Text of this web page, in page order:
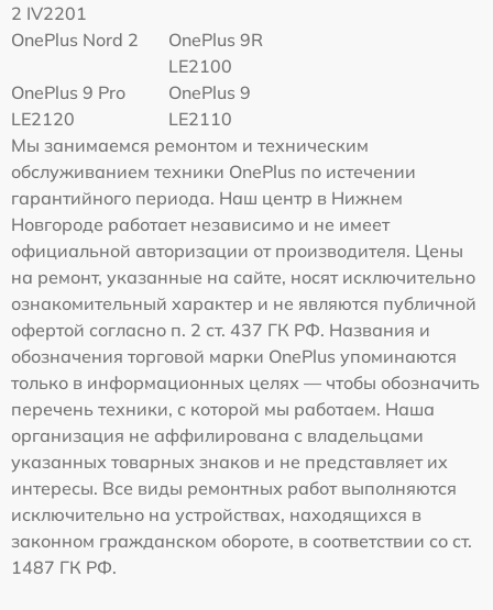
2 IV2201
OnePlus Nord 2
OnePlus 9R
LE2100
OnePlus 9 Pro
LE2120
OnePlus 9
LE2110
Мы занимаемся ремонтом и техническим
обслуживанием техники OnePlus по истечении
гарантийного периода. Наш центр в Нижнем
Новгороде работает независимо и не имеет
официальной авторизации от производителя. Цены
на ремонт, указанные на сайте, носят исключительно
ознакомительный характер и не являются публичной
офертой согласно п. 2 ст. 437 ГК РФ. Названия и
обозначения торговой марки OnePlus упоминаются
только в информационных целях — чтобы обозначить
перечень техники, с которой мы работаем. Наша
организация не аффилирована с владельцами
указанных товарных знаков и не представляет их
интересы. Все виды ремонтных работ выполняются
исключительно на устройствах, находящихся в
законном гражданском обороте, в соответствии со ст.
1487 ГК РФ.